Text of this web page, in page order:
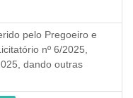
pelo Pregoeiro e
nº 6/2025,
dando outras